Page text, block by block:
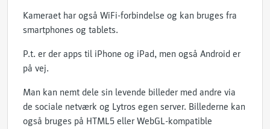
Kameraet har også WiFi-forbindelse og kan bruges fra
smartphones og tablets.
P.t. er der apps til iPhone og iPad, men også Android er
på vej.
Man kan nemt dele sin levende billeder med andre via
de sociale netværk og Lytros egen server. Billederne kan
også bruges på HTML5 eller WebGL-kompatible